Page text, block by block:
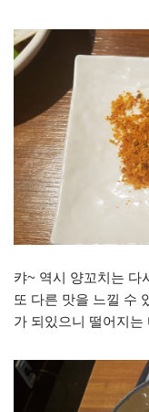
캬~ 역시 양꼬치는 다
또 다른 맛을 느낄 수
가 되있으니 떨어지